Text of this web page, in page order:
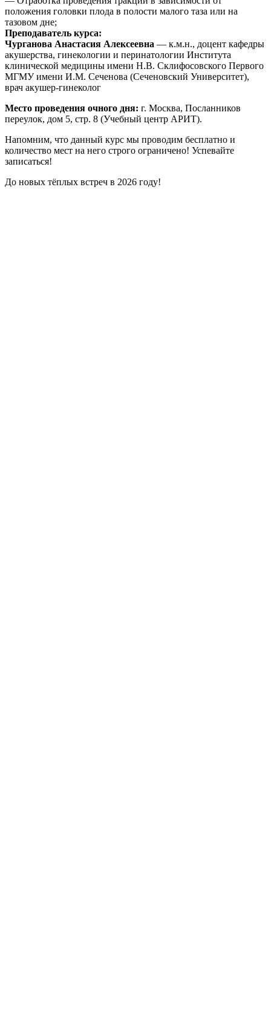
положения головки плода в полости малого таза или на
тазовом дне;
Преподаватель курса:
Чурганова Анастасия Алексеевна — к.м.н., доцент кафедры
акушерства, гинекологии и перинатологии Института
клинической медицины имени Н.В. Склифосовского Первого
МГМУ имени И.М. Сеченова (Сеченовский Университет),
врач акушер-гинеколог
Место проведения очного дня: г. Москва, Посланников
переулок, дом 5, стр. 8 (Учебный центр АРИТ).
Напомним, что данный курс мы проводим бесплатно и
количество мест на него строго ограничено! Успевайте
записаться!
До новых тёплых встреч в 2026 году!